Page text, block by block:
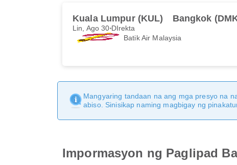
Kuala Lumpur (KUL) Bangkok
Lin, Ago 30 DIrekta
Batik Air Malaysia
Mangyaring tandaan na ang mga presyo na
abiso. Sinisikap naming magbigay ng
Impormasyon ng Paglipad